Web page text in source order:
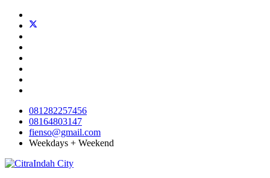
081282257456
08164803147
fienso@gmail.com
Weekdays + Weekend